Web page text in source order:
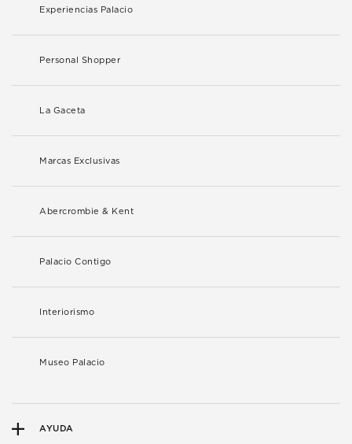
Experiencias Palacio
Personal Shopper
La Gaceta
Marcas Exclusivas
Abercrombie & Kent
Palacio Contigo
Interiorismo
Museo Palacio
AYUDA